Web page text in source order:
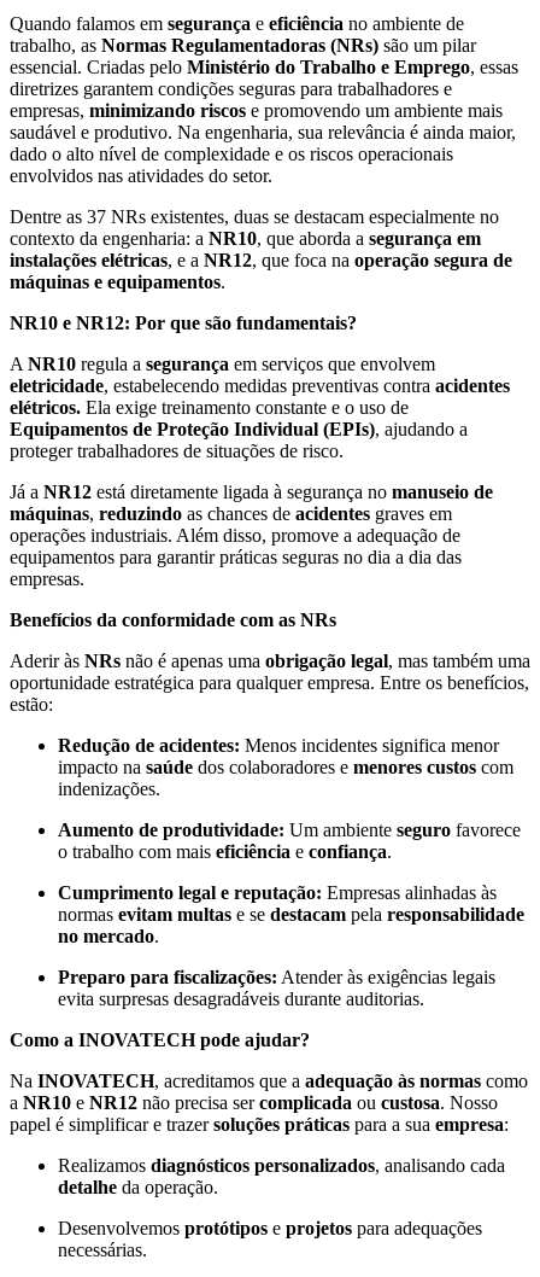
Quando falamos em segurança e eficiência no ambiente de
trabalho, as Normas Regulamentadoras (NRs) são um pilar
essencial. Criadas pelo Ministério do Trabalho e Emprego, essas
diretrizes garantem condições seguras para trabalhadores e
empresas, minimizando riscos e promovendo um ambiente mais
saudável e produtivo. Na engenharia, sua relevância é ainda maior,
dado o alto nível de complexidade e os riscos operacionais
envolvidos nas atividades do setor.
Dentre as 37 NRs existentes, duas se destacam especialmente no
contexto da engenharia: a NR10, que aborda a segurança em
instalações elétricas, e a NR12, que foca na operação segura de
máquinas e equipamentos.
NR10 e NR12: Por que são fundamentais?
A NR10 regula a segurança em serviços que envolvem
eletricidade, estabelecendo medidas preventivas contra acidentes
elétricos. Ela exige treinamento constante e o uso de
Equipamentos de Proteção Individual (EPIs), ajudando a
proteger trabalhadores de situações de risco.
Já a NR12 está diretamente ligada à segurança no manuseio de
máquinas, reduzindo as chances de acidentes graves em
operações industriais. Além disso, promove a adequação de
equipamentos para garantir práticas seguras no dia a dia das
empresas.
Benefícios da conformidade com as NRs
Aderir às NRs não é apenas uma obrigação legal, mas também uma
oportunidade estratégica para qualquer empresa. Entre os benefícios,
estão:
Redução de acidentes: Menos incidentes significa menor
impacto na saúde dos colaboradores e menores custos com
indenizações.
Aumento de produtividade: Um ambiente seguro favorece
o trabalho com mais eficiência e confiança.
Cumprimento legal e reputação: Empresas alinhadas às
normas evitam multas e se destacam pela responsabilidade
no mercado.
Preparo para fiscalizações: Atender às exigências legais
evita surpresas desagradáveis durante auditorias.
Como a INOVATECH pode ajudar?
Na INOVATECH, acreditamos que a adequação às normas como
a NR10 e NR12 não precisa sercomplicada ou custosa. Nosso
papel é simplificar e trazersoluções práticas para a sua empresa:
Realizamos diagnósticos personalizados, analisando cada
detalhe da operação.
Desenvolvemos protótipos e projetos para adequações
necessárias.